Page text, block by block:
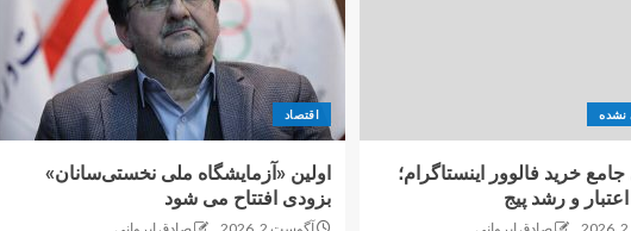
نشده
خرید فالوور اینستاگرام؛
و رشد پیج
اقتصاد
اولین «آزمایشگاه ملی نخستی‌سانان»
بزودی افتتاح می شود